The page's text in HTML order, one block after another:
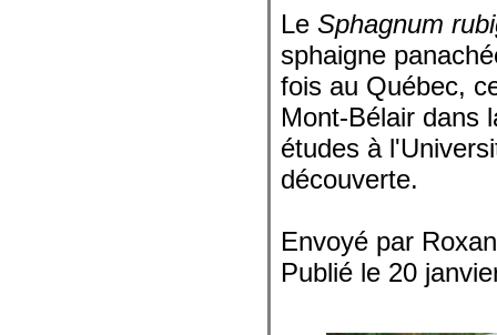
LeSphagnum
sphaigne
fois au Québec,
Mont-Bélair dans
études à
découverte.
Envoyé par
Publié le 20